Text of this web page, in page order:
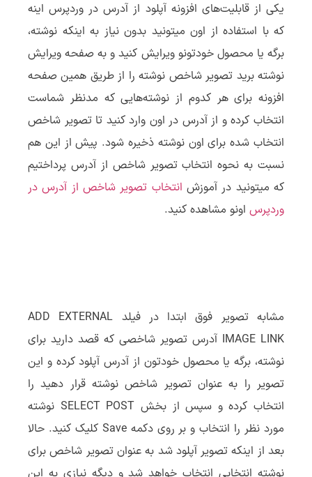
یکی از قابلیت‌های افزونه آپلود از آدرس در وردپرس اینه
که با استفاده از اون میتونید بدون نیاز به اینکه نوشته،
برگه یا محصول خودتونو ویرایش کنید و به صفحه ویرایش
نوشته برید تصویر شاخص نوشته را از طریق همین صفحه
افزونه برای هر کدوم از نوشته‌هایی که مدنظر شماست
انتخاب کرده و از آدرس در اون وارد کنید تا تصویر شاخص
انتخاب شده برای اون نوشته ذخیره شود. پیش از این هم
نسبت به نحوه انتخاب تصویر شاخص از آدرس پرداختیم
که میتونید در آموزش انتخاب تصویر شاخص از آدرس در
وردپرس اونو مشاهده کنید.
مشابه تصویر فوق ابتدا در فیلد ADD EXTERNAL
IMAGE LINK آدرس تصویر شاخصی که قصد دارید برای
نوشته، برگه یا محصول خودتون از آدرس آپلود کرده و این
تصویر را به عنوان تصویر شاخص نوشته قرار دهید را
انتخاب کرده و سپس از بخش SELECT POST نوشته
مورد نظر را انتخاب و بر روی دکمه Save کلیک کنید. حالا
بعد از اینکه تصویر آپلود شد به عنوان تصویر شاخص برای
نوشته انتخابی انتخاب خواهد شد و دیگه نیازی به این